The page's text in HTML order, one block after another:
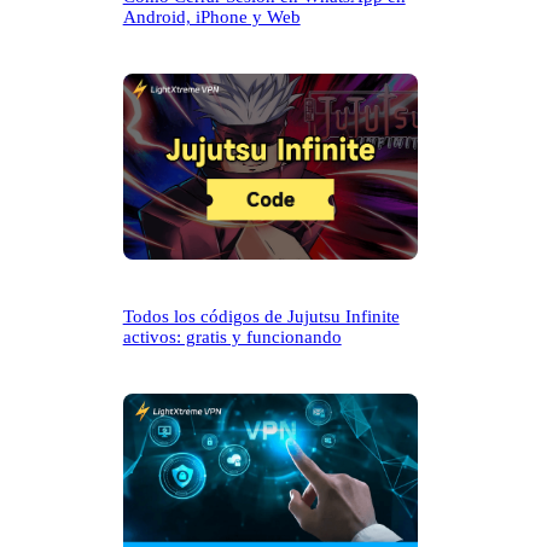
Android, iPhone y Web
Todos los códigos de Jujutsu Infinite
activos: gratis y funcionando